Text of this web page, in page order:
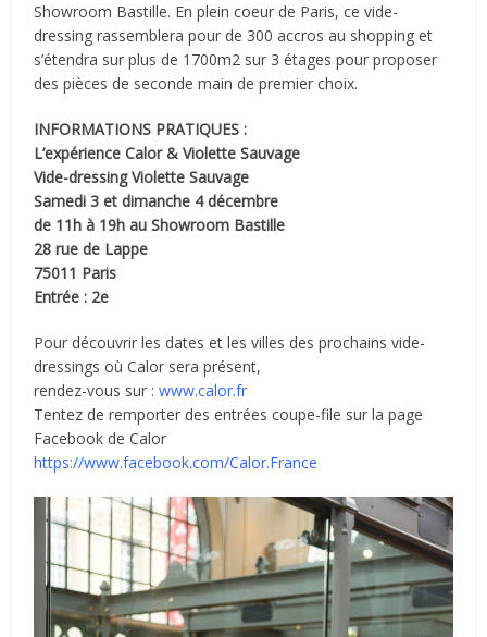
Showroom Bastille. En plein coeur de Paris, ce vide-
dressing rassemblera pour de 300 accros au shopping et
s’étendra sur plus de 1700m2 sur 3 étages pour proposer
des pièces de seconde main de premier choix.
INFORMATIONS PRATIQUES :
L’expérience Calor & Violette Sauvage
Vide-dressing Violette Sauvage
Samedi 3 et dimanche 4 décembre
de 11h à 19h au Showroom Bastille
28 rue de Lappe
75011 Paris
Entrée : 2e
Pour découvrir les dates et les villes des prochains vide-
dressings où Calor sera présent,
rendez-vous sur : www.calor.fr
Tentez de remporter des entrées coupe-file sur la page
Facebook de Calor
https://www.facebook.com/Calor.France